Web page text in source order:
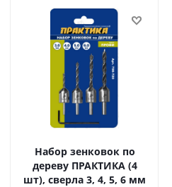
Набор зенковок по
дереву ПРАКТИКА (4
шт), сверла 3, 4, 5, 6 мм